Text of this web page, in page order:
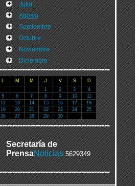
Julio
Agosto
Septiembre
Octubre
Noviembre
Diciembre
L M M J V S
D
1
2 3
4
5
6 7 8 9 10
11
12
13 14 15 16 17
18
19
20 21 22 23 24
25
26
27 28 29 30
Secretaría de
PrensaNoticias 5629349